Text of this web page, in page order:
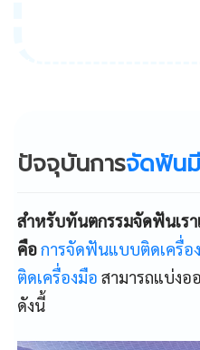
ปัจจุบันการจัดฟัน
สำหรับทันตกรรมจัดฟันเร
คือการจัดฟันแบบติดเครื่อ
ติดเครื่องมือ สามารถแบ่ง
ดังนี้